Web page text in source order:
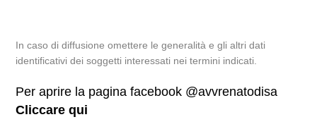
In caso di diffusione omettere le generalità e gli altri dati
identificativi dei soggetti interessati nei termini indicati.
Per aprire la pagina facebook @avvrenatodisa
Cliccare qui